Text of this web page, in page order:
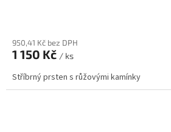
950,41 Kč bez DPH
1 150 Kč / ks
Stříbrný prsten s růžovými kamínky